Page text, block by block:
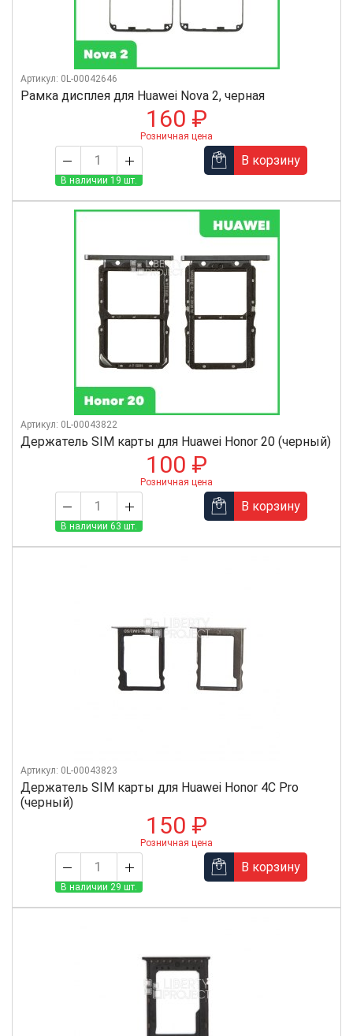
Рамка дисплея для Huawei Nova 2, черная
Артикул: 0L-00042646
160 ₽
Розничная цена
В наличии 19 шт.
В корзину
Держатель SIM карты для Huawei Honor 20 (черный)
Артикул: 0L-00043822
100 ₽
Розничная цена
В наличии 63 шт.
В корзину
Держатель SIM карты для Huawei Honor 4C Pro
(черный)
Артикул: 0L-00043823
150 ₽
Розничная цена
В наличии 29 шт.
В корзину